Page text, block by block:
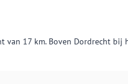
van 17 km. Boven Dordrecht